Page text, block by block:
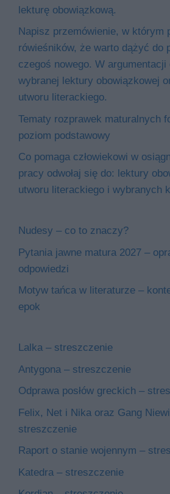
lekturę obowiązkową.
Napisz przemówienie, w którym
rówieśników, że warto dążyć do
czegoś nowego. W argumentacji
wybranej lektury obowiązkowej
utworu literackiego.
Tematy rozprawek maturalnych
poziom podstawowy
Co pomaga człowiekowi w
pracy odwołaj się do: lektury
utworu literackiego i wybranych
Nudesy – co to znaczy?
Pytania jawne matura 2027 –
odpowiedzi
Motyw tańca w literaturze –
epok
Lalka – streszczenie
Antygona – streszczenie
Odprawa posłów greckich –
Felix, Net i Nika oraz Gang
streszczenie
Raport o stanie wojennym –
Katedra – streszczenie